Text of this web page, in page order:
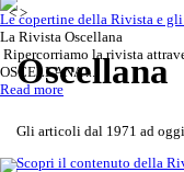
< >
Oscellana
Gli articoli dal 1971 ad oggi
Scopri il contenuto della
Le copertine della Rivista e
La Rivista Oscellana
Ripercorriamo la rivista
OSCELLANA ...
Read more